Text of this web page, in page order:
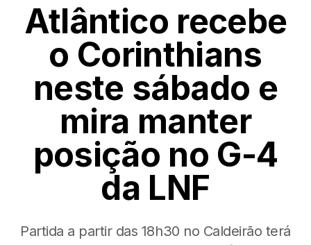
Atlântico recebe
o Corinthians
neste sábado e
mira manter
posição no G-4
da LNF
Partida a partir das 18h30 no Caldeirão terá